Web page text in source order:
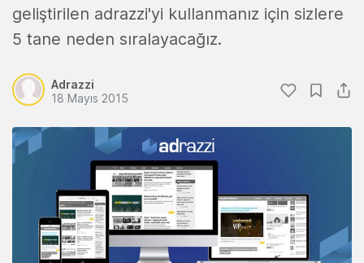
geliştirilen adrazzi'yi kullanmanız için sizlere
5 tane neden sıralayacağız.
Adrazzi
18 Mayıs 2015